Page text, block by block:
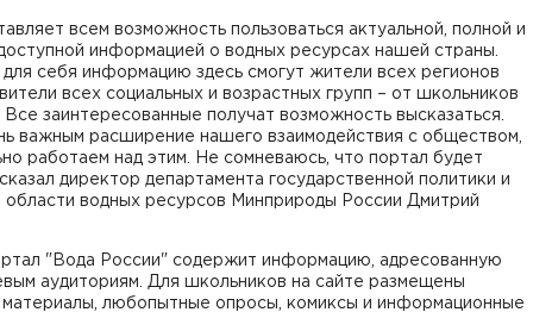
всем возможность пользоваться актуальной, полной и
информацией о водных ресурсах нашей страны.
себя информацию здесь смогут жители всех регионов
всех социальных и возрастных групп – от школьников
заинтересованные получат возможность высказаться.
важным расширение нашего взаимодействия с обществом,
работаем над этим. Не сомневаюсь, что портал будет
директор департамента государственной политики и
области водных ресурсов Минприроды России Дмитрий
"Вода России" содержит информацию, адресованную
аудиториям. Для школьников на сайте размещены
материалы, любопытные опросы, комиксы и информационные